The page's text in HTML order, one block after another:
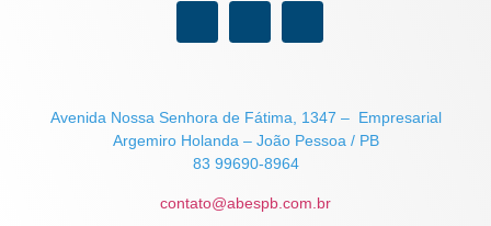
Avenida Nossa Senhora de Fátima, 1347 – Empresarial
Argemiro Holanda – João Pessoa / PB
83 99690-8964
contato@abespb.com.br